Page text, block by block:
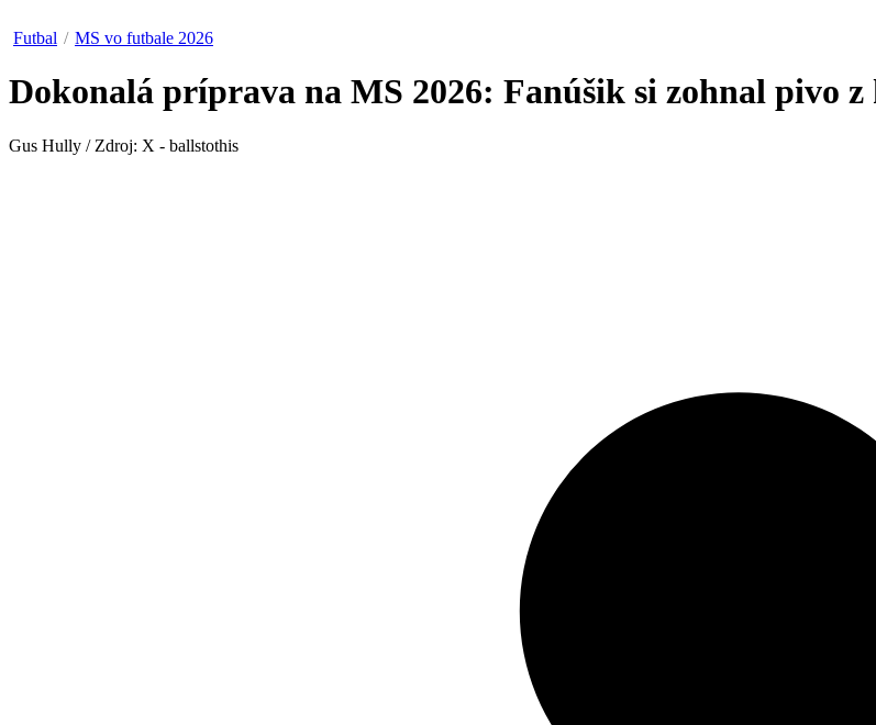
Futbal / MS vo futbale 2026
Dokonalá príprava na MS 2026: Fanúšik si zohnal pivo
Gus Hully / Zdroj: X - ballstothis